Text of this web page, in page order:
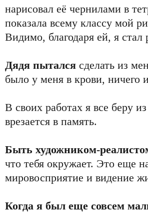
нарисовал её чернилами в
показала всему классу мой
Видимо, благодаря ей, я стал
Дядя пытался сделать из
было у меня в крови, ничего
В своих работах я все беру
врезается в память.
Быть художником-
что тебя окружает. Это еще
мировосприятие и видение
Когда я был еще совсем